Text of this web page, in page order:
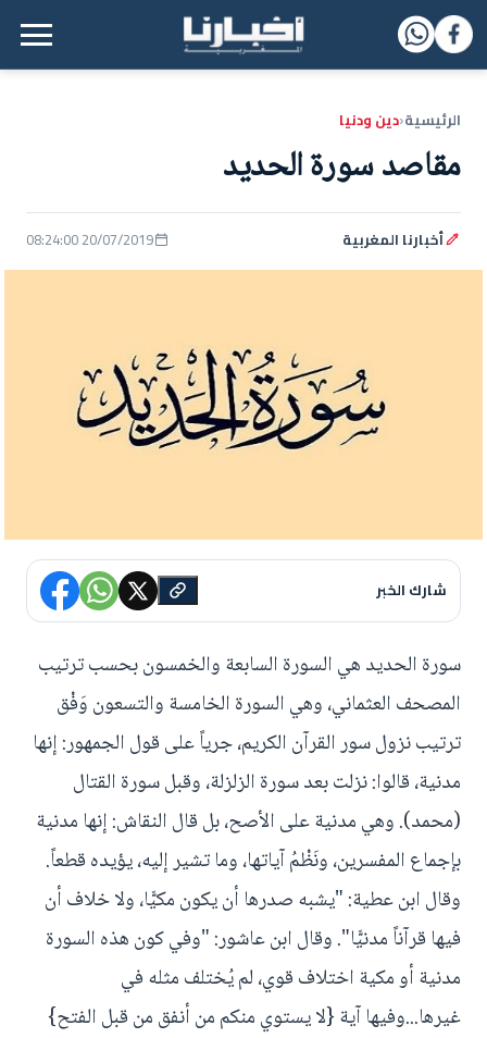
القائمة الرئيسية
الرئيسية‹دين ودنيا
مقاصد سورة الحديد
أخبارنا المغربية 20/07/2019 08:24:00
شارك الخبر
سورة الحديد هي السورة السابعة والخمسون بحسب ترتيب
المصحف العثماني، وهي السورة الخامسة والتسعون وَفْق
ترتيب نزول سور القرآن الكريم، جرياً على قول الجمهور: إنها
مدنية، قالوا: نزلت بعد سورة الزلزلة، وقبل سورة القتال
(محمد). وهي مدنية على الأصح، بل قال النقاش: إنها مدنية
بإجماع المفسرين، ونَظْمُ آياتها، وما تشير إليه، يؤيده قطعاً.
وقال ابن عطية: "يشبه صدرها أن يكون مكيًّا، ولا خلاف أن
فيها قرآناً مدنيًّا". وقال ابن عاشور: "وفي كون هذه السورة
مدنية أو مكية اختلاف قوي، لم يُختلف مثله في
غيرها...وفيها آية {لا يستوي منكم من أنفق من قبل الفتح}